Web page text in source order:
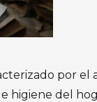
por el
higiene del